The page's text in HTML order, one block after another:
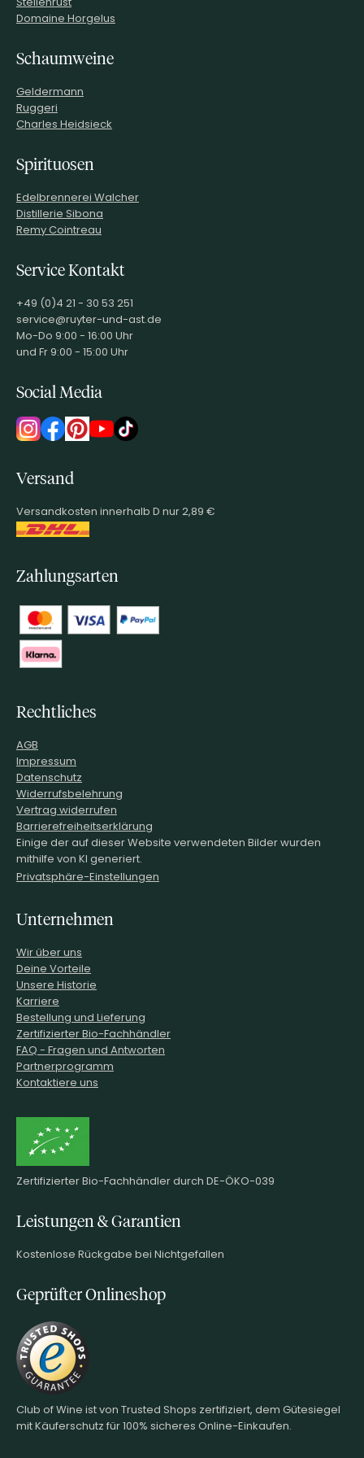
Domaine Horgelus
Schaumweine
Geldermann
Ruggeri
Charles Heidsieck
Spirituosen
Edelbrennerei Walcher
Distillerie Sibona
Remy Cointreau
Service Kontakt
+49 (0)4 21 - 30 53 251
service@ruyter-und-ast.de
Mo-Do 9:00 - 16:00 Uhr
und Fr 9:00 - 15:00 Uhr
Social Media
Versand
Versandkosten innerhalb D nur 2,89 €
Zahlungsarten
Rechtliches
AGB
Impressum
Datenschutz
Widerrufsbelehrung
Vertrag widerrufen
Barrierefreiheitserklärung
Einige der auf dieser Website verwendeten Bilder wurden
mithilfe von KI generiert.
Privatsphäre-Einstellungen
Unternehmen
Wir über uns
Deine Vorteile
Unsere Historie
Karriere
Bestellung und Lieferung
Zertifizierter Bio-Fachhändler
FAQ - Fragen und Antworten
Partnerprogramm
Kontaktiere uns
Zertifizierter Bio-Fachhändler durch DE-ÖKO-039
Leistungen & Garantien
Kostenlose Rückgabe bei Nichtgefallen
Geprüfter Onlineshop
Club of Wine ist von Trusted Shops zertifiziert, dem Gütesiegel
mit Käuferschutz für 100% sicheres Online-Einkaufen.